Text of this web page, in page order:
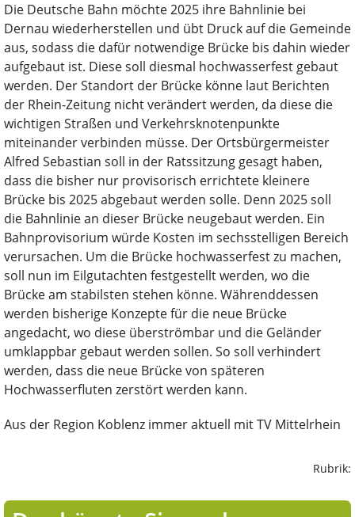
Die Deutsche Bahn möchte 2025 ihre Bahnlinie bei
Dernau wiederherstellen und übt Druck auf die Gemeinde
aus, sodass die dafür notwendige Brücke bis dahin wieder
aufgebaut ist. Diese soll diesmal hochwasserfest gebaut
werden. Der Standort der Brücke könne laut Berichten
der Rhein-Zeitung nicht verändert werden, da diese die
wichtigen Straßen und Verkehrsknotenpunkte
miteinander verbinden müsse. Der Ortsbürgermeister
Alfred Sebastian soll in der Ratssitzung gesagt haben,
dass die bisher nur provisorisch errichtete kleinere
Brücke bis 2025 abgebaut werden solle. Denn 2025 soll
die Bahnlinie an dieser Brücke neugebaut werden. Ein
Bahnprovisorium würde Kosten im sechsstelligen Bereich
verursachen. Um die Brücke hochwasserfest zu machen,
soll nun im Eilgutachten festgestellt werden, wo die
Brücke am stabilsten stehen könne. Währenddessen
werden bisherige Konzepte für die neue Brücke
angedacht, wo diese überströmbar und die Geländer
umklappbar gebaut werden sollen. So soll verhindert
werden, dass die neue Brücke von späteren
Hochwasserfluten zerstört werden kann.
Aus der Region Koblenz immer aktuell mit TV Mittelrhein
Rubrik: